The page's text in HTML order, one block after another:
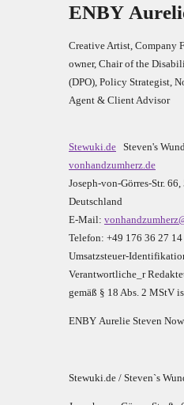
ENBY
Creative Artist, Company
owner, Chair of the
(DPO), Policy Strategist,
Agent & Client Advisor
Stewuki.de Steven's
vonhandzumherz.de
Joseph-von-Görres-Str.
Deutschland
E-Mail:
Telefon: +49 176 36 27
Umsatzsteuer-
Verantwortliche_r R
gemäß § 18 Abs. 2 MStV
ENBY Aurelie Steven
Stewuki.de / Steven`s